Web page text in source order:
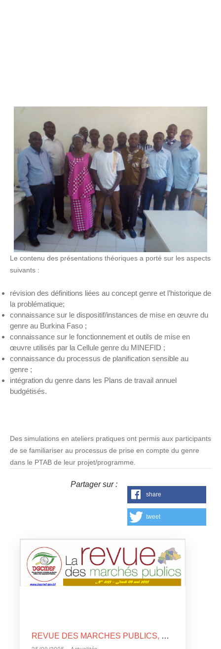
Le contenu des présentations théoriques a porté sur les aspects
suivants :
révision des définitions liées au concept genre et l’historique de
la problématique;
connaissance sur le dispositif/instances de mise en œuvre du
genre au Burkina Faso ;
connaissance sur le fonctionnement et outils de mise en
œuvre utilisés par la Cellule genre du MINEFID ;
connaissance du processus de planification sensible au
genre ;
intégration du genre dans les Plans de travail annuel
budgétisés.
Des simulations en ateliers pratiques ont permis aux participants
de se familiariser au processus de prise en compte du genre
dans le PTAB de leur projet/programme.
Partager sur :
share
tweet
REVUE DES MARCHES PUBLICS, N°4135